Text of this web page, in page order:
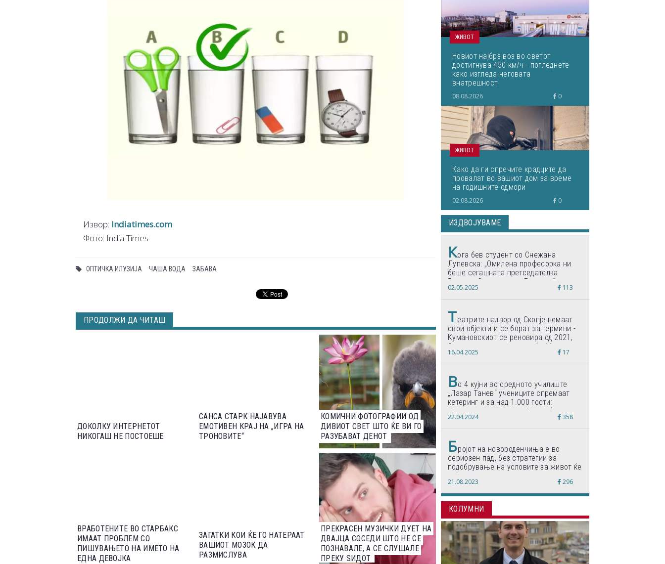
Извор: Indiatimes.com
Фото: India Times
ОПТИЧКА ИЛУЗИЈА ЧАША ВОДА ЗАБАВА
ПРОДОЛЖИ ДА ЧИТАШ
ДОКОЛКУ ИНТЕРНЕТОТ
НИКОГАШ НЕ ПОСТОЕШЕ
САНСА СТАРК НАЈАВУВА
ЕМОТИВЕН КРАЈ НА „ИГРА НА
ТРОНОВИТЕ“
КОМИЧНИ ФОТОГРАФИИ ОД
ДИВИОТ СВЕТ ШТО ЌЕ ВИ ГО
РАЗУБАВАТ ДЕНОТ
ВРАБОТЕНИТЕ ВО СТАРБАКС
ИМААТ ПРОБЛЕМ СО
ПИШУВАЊЕТО НА ИМЕТО НА
ЕДНА ДЕВОЈКА
ЗАГАТКИ КОИ ЌЕ ГО НАТЕРААТ
ВАШИОТ МОЗОК ДА
РАЗМИСЛУВА
ПРЕКРАСЕН МУЗИЧКИ ДУЕТ НА
ДВАЈЦА СОСЕДИ ШТО НЕ СЕ
ПОЗНАВАЛЕ, А СЕ СЛУШАЛЕ
ПРЕКУ ЅИДОТ
ЖИВОТ
Новиот најбрз воз во светот
достигнува 450 км/ч - погледнете
како изгледа неговата
внатрешност
08.08.2026 0
ЖИВОТ
Како да ги спречите крадците да
провалат во вашиот дом за време
на годишните одмори
02.08.2026 0
ИЗДВОЈУВАМЕ
Кога бев студент со Снежана
Лупевска: „Омилена професорка ни
беше сегашната претседателка
Гордана Сиљановска-Давкова“
02.05.2025 113
Театрите надвор од Скопје немаат
свои објекти и се борат за термини -
Кумановскиот се реновира од 2021,
Струмичкиот се гради веќе 11 години
16.04.2025 17
Во 4 кујни во средното училиште
„Лазар Танев“ учениците спремаат
кетеринг и за над 1.000 гости:
„Формиравме компанија и работиме
по светски стандарди“
22.04.2024 358
Бројот на новороденчиња е во
сериозен пад, без стратегии за
подобрување на условите за живот ќе
дојде до затворање на училишта,
предупредуваат експертите
21.08.2023 296
КОЛУМНИ